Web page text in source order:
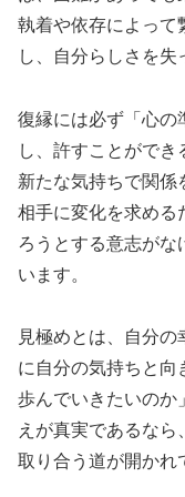
執着や依存によって
し、自分らしさを失
復縁には必ず「心の
し、許すことがで
新たな気持ちで関係
相手に変化を求める
ろうとする意志がな
います。
見極めとは、自分
に自分の気持ちと向
歩んでいきたいのか
えが真実であるな
取り合う道が開かれ